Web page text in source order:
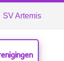
SV Artemis